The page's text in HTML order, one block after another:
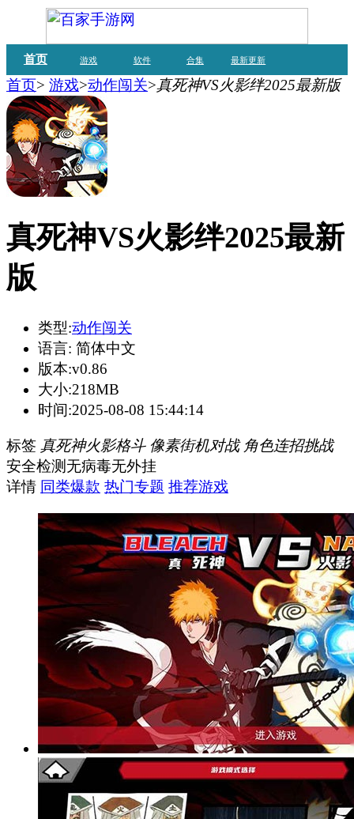
首页 游戏 软件 合集 最新更新
首页> 游戏>动作闯关>真死神VS火影绊2025最新版
真死神VS火影绊2025最新
版
类型:动作闯关
语言: 简体中文
版本:v0.86
大小:218MB
时间:2025-08-08 15:44:14
标签 真死神火影格斗 像素街机对战 角色连招挑战
安全检测 无病毒无外挂
详情 同类爆款 热门专题 推荐游戏